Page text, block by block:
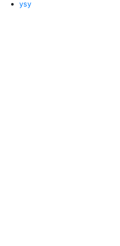
ysy